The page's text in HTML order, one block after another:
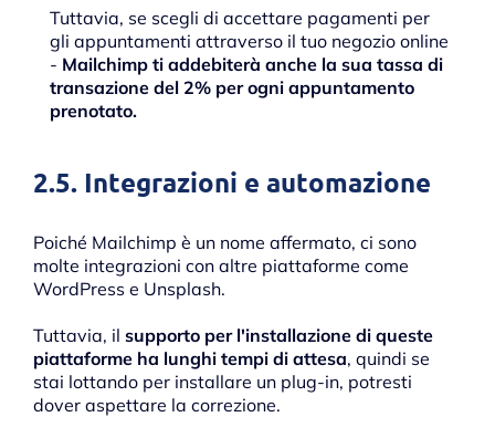
Tuttavia, se scegli di accettare pagamenti per
gli appuntamenti attraverso il tuo negozio online
- Mailchimp ti addebiterà anche la sua tassa di
transazione del 2% per ogni appuntamento
prenotato.
2.5. Integrazioni e automazione
Poiché Mailchimp è un nome affermato, ci sono
molte integrazioni con altre piattaforme come
WordPress e Unsplash.
Tuttavia, il supporto per l'installazione di queste
piattaforme ha lunghi tempi di attesa, quindi se
stai lottando per installare un plug-in, potresti
dover aspettare la correzione.